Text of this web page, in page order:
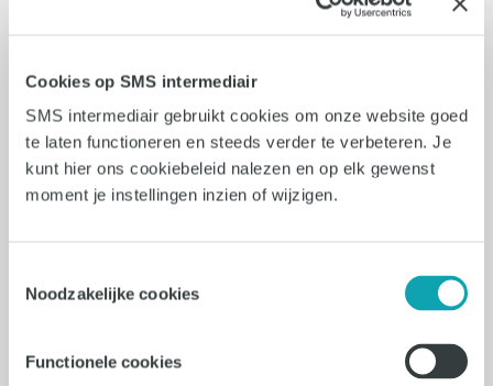
Cookies op SMS intermediair
SMS intermediair gebruikt cookies om onze website goed
te laten functioneren en steeds verder te verbeteren. Je
kunt hier ons cookiebeleid nalezen en op elk gewenst
moment je instellingen inzien of wijzigen.
Noodzakelijke cookies
Functionele cookies
FaberExposize? We vroegen het
Met meer dan tien jaar ervaring in art,
media en fashion werkt Rian van Gend
als Commercieel Medewerker
Binnendienst bij Faber Exposize in